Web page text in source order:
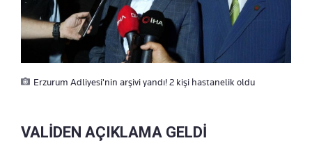
Erzurum Adliyesi'nin arşivi yandı! 2 kişi hastanelik oldu
VALİDEN AÇIKLAMA GELDİ